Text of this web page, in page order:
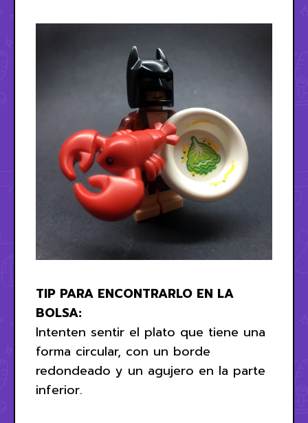
TIP PARA ENCONTRARLO EN LA
BOLSA:
Intenten sentir el plato que tiene una
forma circular, con un borde
redondeado y un agujero en la parte
inferior.